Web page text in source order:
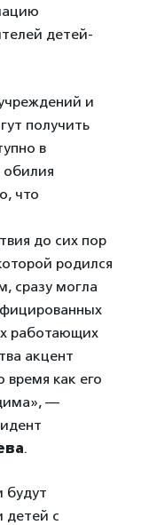
детей-
и
получить
в
обилия
что
до сих пор
родился
сразу могла
работающих
акцент
время как его
—
.
будут
детей с